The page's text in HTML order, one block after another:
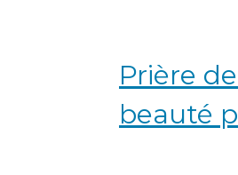
Prière
beauté